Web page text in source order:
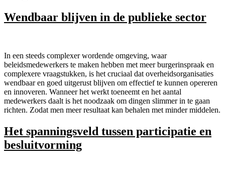
Wendbaar blijven in de publieke sector
In een steeds complexer wordende omgeving, waar
beleidsmedewerkers te maken hebben met meer burgerinspraak en
complexere vraagstukken, is het cruciaal dat overheidsorganisaties
wendbaar en goed uitgerust blijven om effectief te kunnen opereren
en innoveren. Wanneer het werkt toeneemt en het aantal
medewerkers daalt is het noodzaak om dingen slimmer in te gaan
richten. Zodat men meer resultaat kan behalen met minder middelen.
Het spanningsveld tussen participatie en
besluitvorming